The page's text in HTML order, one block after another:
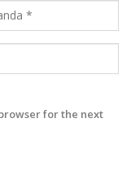
for the next